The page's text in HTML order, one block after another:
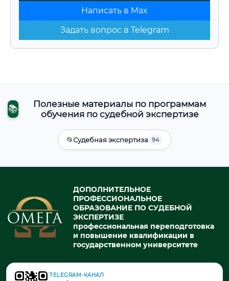
Написать в Max
Задать вопрос в Telegram
📚
Полезные материалы по программам
обучения по судебной экспертизе
📂Судебная экспертиза 94
ДОПОЛНИТЕЛЬНОЕ
ПРОФЕССИОНАЛЬНОЕ
ОБРАЗОВАНИЕ ПО СУДЕБНОЙ
ЭКСПЕРТИЗЕ
профессиональная переподготовка
и повышение квалификации в
государственном университете
TELEGRAM-КАНАЛ